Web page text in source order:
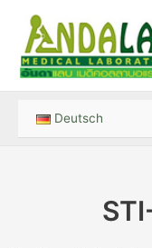
Inhalt
springen
Deutsch